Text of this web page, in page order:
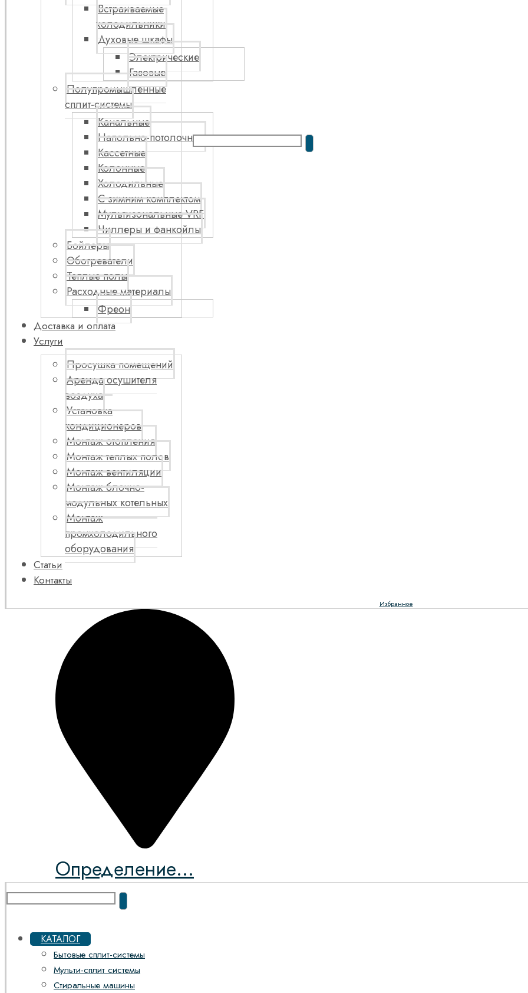
Встраиваемые
холодильники
Духовые шкафы
Электрические
Газовые
Полупромышленные
сплит-системы
Канальные
Напольно-потолочные
Кассетные
Колонные
Холодильные
С зимним комплектом
Мультизональные VRF
Чиллеры и фанкойлы
Бойлеры
Обогреватели
Теплые полы
Расходные материалы
Фреон
Доставка и оплата
Услуги
Просушка помещений
Аренда осушителя
воздуха
Установка
кондиционеров
Монтаж отопления
Монтаж теплых полов
Монтаж вентиляции
Монтаж блочно-
модульных котельных
Монтаж
промхолодильного
оборудования
Статьи
Контакты
Избранное
Определение...
КАТАЛОГ
Бытовые сплит-системы
Мульти-сплит системы
Стиральные машины